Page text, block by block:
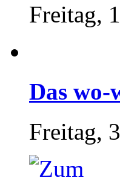
Freitag,
Das wo-
Freitag,